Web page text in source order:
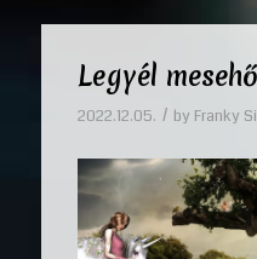
Legyél
2022.12.05. / by Franky